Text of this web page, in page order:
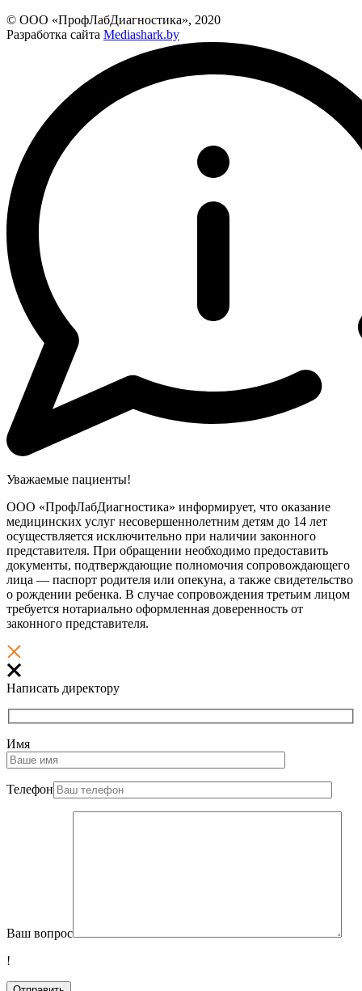
© ООО «ПрофЛабДиагностика», 2020
Разработка сайта Mediashark.by
Уважаемые пациенты!
ООО «ПрофЛабДиагностика» информирует, что оказание
медицинских услуг несовершеннолетним детям до 14 лет
осуществляется исключительно при наличии законного
представителя. При обращении необходимо предоставить
документы, подтверждающие полномочия сопровождающего
лица — паспорт родителя или опекуна, а также свидетельство
о рождении ребенка. В случае сопровождения третьим лицом
требуется нотариально оформленная доверенность от
законного представителя.
Написать директору
Имя
Телефон
Ваш вопрос
!